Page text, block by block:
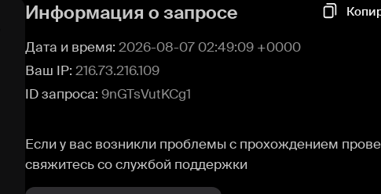
Информация о запросе
Дата и время: 2026-08-07 02:49:09 +0000
Ваш IP: 216.73.216.109
ID запроса: 9nGTsVutKCg1
Если у вас возникли проблемы с прохождением
свяжитесь со службой поддержки